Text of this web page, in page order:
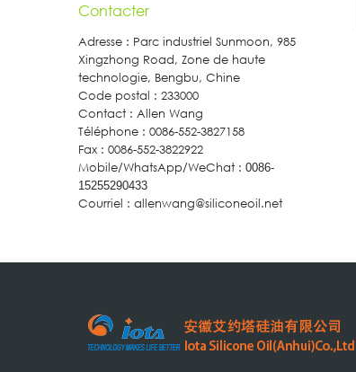
Contacter
Adresse : Parc industriel Sunmoon, 985
Xingzhong Road, Zone de haute
technologie, Bengbu, Chine
Code postal : 233000
Contact : Allen Wang
Téléphone : 0086-552-3827158
Fax : 0086-552-3822922
Mobile/WhatsApp/WeChat : 0086-
15255290433
Courriel : allenwang@siliconeoil.net